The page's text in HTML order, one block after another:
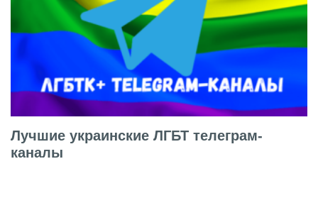
Лучшие украинские ЛГБТ телеграм-
каналы